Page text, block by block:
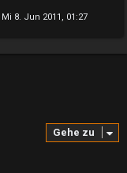
Mi 8. Jun 2011, 01:27
Gehe zu